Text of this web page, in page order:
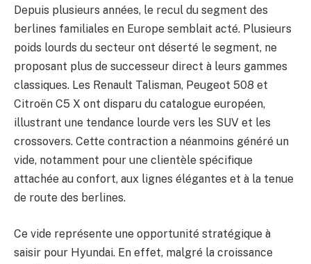
Depuis plusieurs années, le recul du segment des
berlines familiales en Europe semblait acté. Plusieurs
poids lourds du secteur ont déserté le segment, ne
proposant plus de successeur direct à leurs gammes
classiques. Les Renault Talisman, Peugeot 508 et
Citroën C5 X ont disparu du catalogue européen,
illustrant une tendance lourde vers les SUV et les
crossovers. Cette contraction a néanmoins généré un
vide, notamment pour une clientèle spécifique
attachée au confort, aux lignes élégantes et à la tenue
de route des berlines.
Ce vide représente une opportunité stratégique à
saisir pour Hyundai. En effet, malgré la croissance